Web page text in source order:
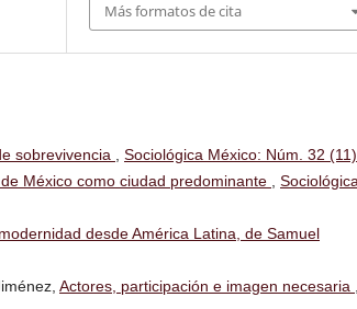
Más formatos de cita
sobrevivencia
Sociológica México: Núm. 32 (11)
México como ciudad predominante
Sociológica
desde América Latina, de Samuel
Actores, participación e imagen necesaria